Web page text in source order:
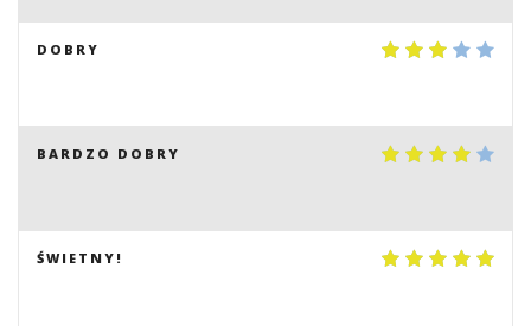
DOBRY
BARDZO DOBRY
ŚWIETNY!